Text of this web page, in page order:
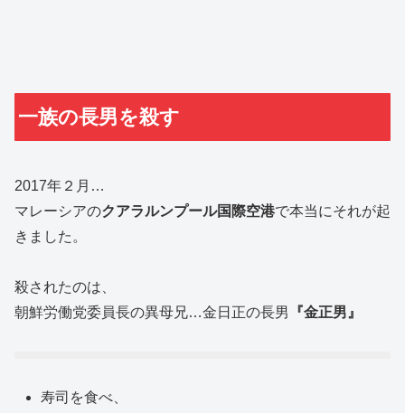
一族の長男を殺す
2017年２月…
マレーシアのクアラルンプール国際空港で本当にそれが起
きました。
殺されたのは、
朝鮮労働党委員長の異母兄…金日正の長男
『金正男』
寿司を食べ、